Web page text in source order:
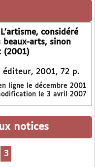
considéré
beaux-arts, sinon
(2001)
éditeur, 2001, 72 p.
ligne le décembre 2001
le 3 avril 2007
notices
3